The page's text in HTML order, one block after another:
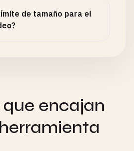
de tamaño para el
encajan